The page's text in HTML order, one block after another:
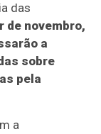
das
de novembro,
a
sobre
pela
a